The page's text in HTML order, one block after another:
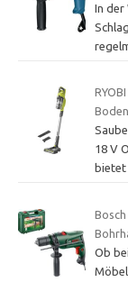
In der
18 V
bietet
Ob